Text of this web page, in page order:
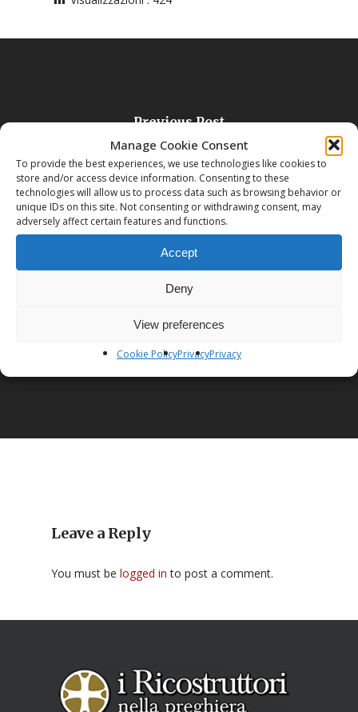
Manage Cookie Consent
To provide the best experiences, we use technologies like cookies to
store and/or access device information. Consenting to these
technologies will allow us to process data such as browsing behavior or
unique IDs on this site. Not consenting or withdrawing consent, may
adversely affect certain features and functions.
Accept
Deny
View preferences
Cookie PolicyPrivacyPrivacy
Previous Post
Attività Gennaio Febbraio 2018
Next Post
I COLORI DELLE EMOZIONI
Leave a Reply
You must be logged in to post a comment.